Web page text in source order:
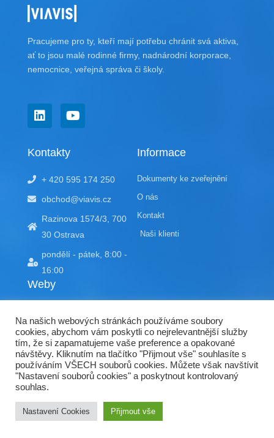
Pracujeme pro ty, kteří mají potřebu chránit svá aktiva,
ať to jsou malé rodinné firmy, nadnárodní korporace,
nemocnice, veřejná správa či školy.
L
i
e
n
Y
o
e
Kontakty
+ 420 595 174 250
obchod@viavis.cz
Razinova 1574/3, 700
30 Ostrava
pondělí - pátek, 8:00 -
16:00
Informace
Dokumenty ke zveřejnění
O nás
Kontakt
Naši klienti
Weby
doracompliant.cz
kyberctvrtky.cz
ranit.cz
Na našich webových stránkách používáme soubory
cookies, abychom vám poskytli co nejrelevantnější služby
tím, že si zapamatujeme vaše preference a opakované
návštěvy. Kliknutím na tlačítko "Přijmout vše" souhlasíte s
používáním VŠECH souborů cookies. Můžete však navštívit
"Nastavení souborů cookies" a poskytnout kontrolovaný
souhlas.
Nastavení Cookies Přijmout vše